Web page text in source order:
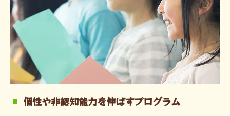
個性や非認知能力を伸ばすプログラム